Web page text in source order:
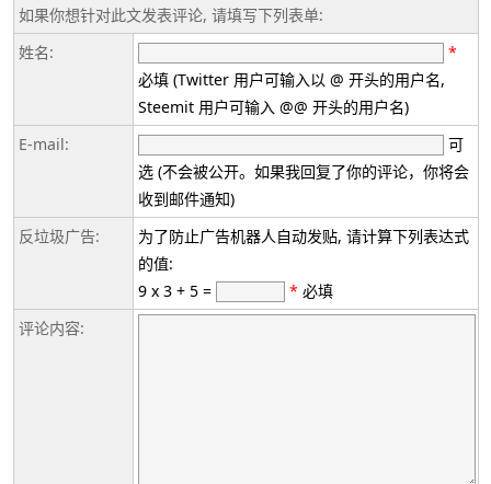
如果你想针对此文发表评论, 请填写下列表单:
姓名:
*
必填 (Twitter 用户可输入以 @ 开头的用户名,
Steemit 用户可输入 @@ 开头的用户名)
E-mail:
可
选 (不会被公开。如果我回复了你的评论，你将会
收到邮件通知)
反垃圾广告:
为了防止广告机器人自动发贴, 请计算下列表达式
的值:
9 x 3 + 5 =
* 必填
评论内容: